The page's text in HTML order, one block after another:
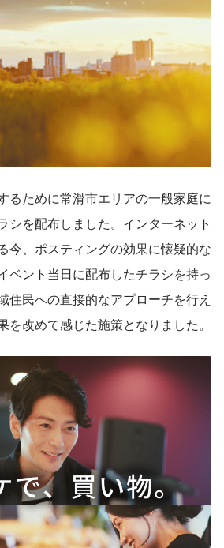
るために常滑市エリアの一般家庭に
シを配布しました。​インターネット
今、ポスティングの効果に懐疑的な
ベント当日に配布したチラシを持っ
住民への直接的なアプローチを行え
を改めて感じた施策となりました。